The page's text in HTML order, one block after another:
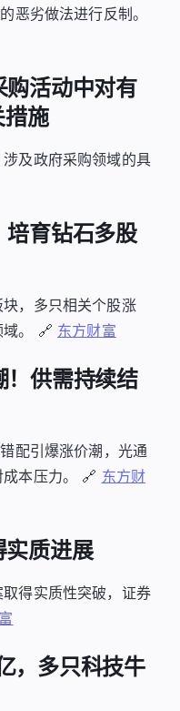
恶劣做法进行反制。
购活动中对有
措施
及政府采购领域的具
培育钻石多股
，多只相关个股涨
。 🔗 东方财富
！供需持续结
配引爆涨价潮，光通
本压力。 🔗 东方财
实质进展
得实质性突破，证券
，多只科技牛